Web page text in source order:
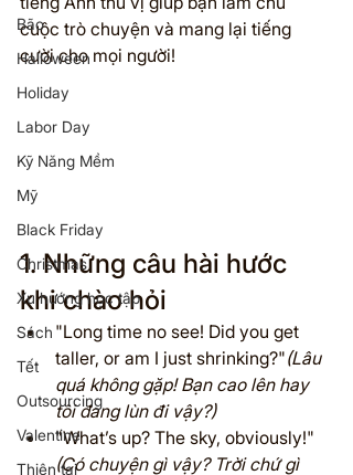
Bão
Halloween
Holiday
Labor Day
Kỹ Năng Mềm
Mỹ
Black Friday
Christmas
Xu hướng học tập
Sách
Tết
Outsourcing
Valentine
Thiên tai
cuộc trò chuyện và mang lại tiếng
cười cho mọi người!
1. Những câu hài hước
khi chào hỏi
"Long time no see! Did you get
taller, or am I just shrinking?"(Lâu
quá không gặp! Bạn cao lên hay
tôi đang lùn đi vậy?)
"What’s up? The sky, obviously!"
(Có chuyện gì vậy? Trời chứ gì